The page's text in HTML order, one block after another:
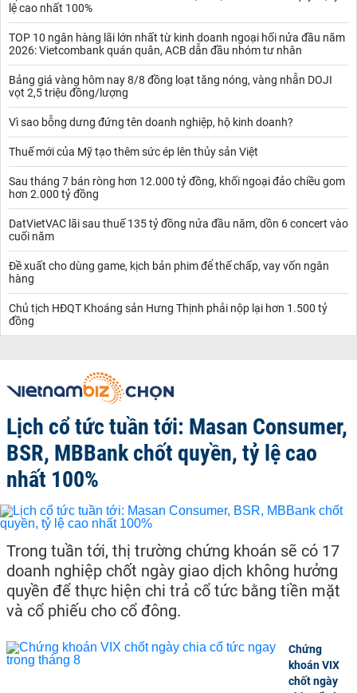
lệ cao nhất 100%
TOP 10 ngân hàng lãi lớn nhất từ kinh doanh ngoại hối nửa đầu năm
2026: Vietcombank quán quân, ACB dẫn đầu nhóm tư nhân
Bảng giá vàng hôm nay 8/8 đồng loạt tăng nóng, vàng nhẫn DOJI
vọt 2,5 triệu đồng/lượng
Vì sao bỗng dưng đứng tên doanh nghiệp, hộ kinh doanh?
Thuế mới của Mỹ tạo thêm sức ép lên thủy sản Việt
Sau tháng 7 bán ròng hơn 12.000 tỷ đồng, khối ngoại đảo chiều gom
hơn 2.000 tỷ đồng
DatVietVAC lãi sau thuế 135 tỷ đồng nửa đầu năm, dồn 6 concert vào
cuối năm
Đề xuất cho dùng game, kịch bản phim để thế chấp, vay vốn ngân
hàng
Chủ tịch HĐQT Khoáng sản Hưng Thịnh phải nộp lại hơn 1.500 tỷ
đồng
Lịch cổ tức tuần tới: Masan Consumer,
BSR, MBBank chốt quyền, tỷ lệ cao
nhất 100%
Trong tuần tới, thị trường chứng khoán sẽ có 17
doanh nghiệp chốt ngày giao dịch không hưởng
quyền để thực hiện chi trả cổ tức bằng tiền mặt
và cổ phiếu cho cổ đông.
Chứng
khoán VIX
chốt ngày